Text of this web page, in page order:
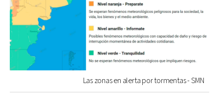
Las zonas en alerta por tormentas - SMN